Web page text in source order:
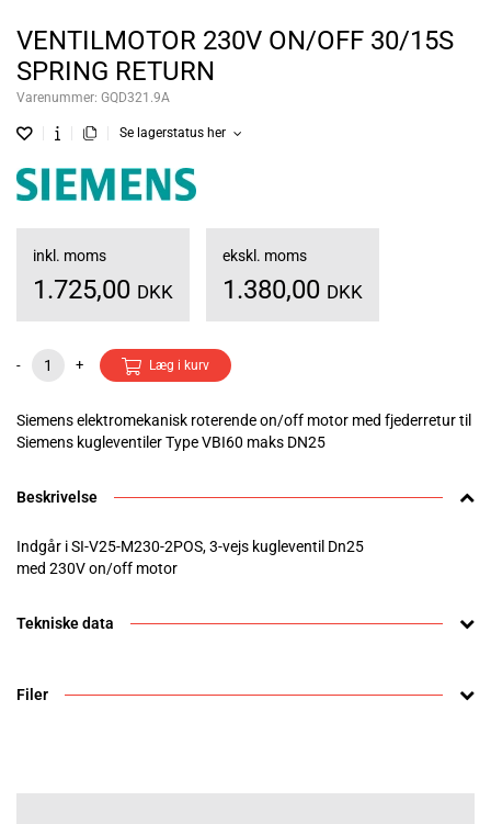
VENTILMOTOR 230V ON/OFF 30/15S
SPRING RETURN
Varenummer: GQD321.9A
Se lagerstatus her
inkl. moms
1.725,00 DKK
ekskl. moms
1.380,00 DKK
- + Læg i kurv
Siemens elektromekanisk roterende on/off motor med fjederretur til
Siemens kugleventiler Type VBI60 maks DN25
Beskrivelse
Indgår i SI-V25-M230-2POS, 3-vejs kugleventil Dn25
med 230V on/off motor
Tekniske data
Filer